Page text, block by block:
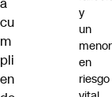
cu
m
pli
en
y
un
menor
en
riesgo